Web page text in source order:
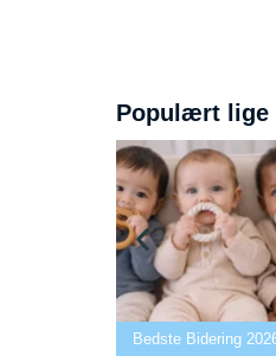
Populært lige
Bedste Bidering